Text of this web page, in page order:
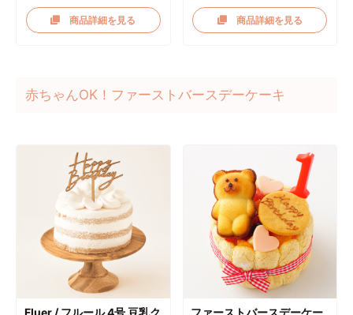
商品詳細を見る 商品詳細を見る
赤ちゃんOK！ファーストバースデーケーキ
Fluer / フルール 4号 豆乳ク ファーストバースデーケー